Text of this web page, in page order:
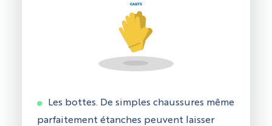
Les bottes. De simples chaussures même
parfaitement étanches peuvent laisser